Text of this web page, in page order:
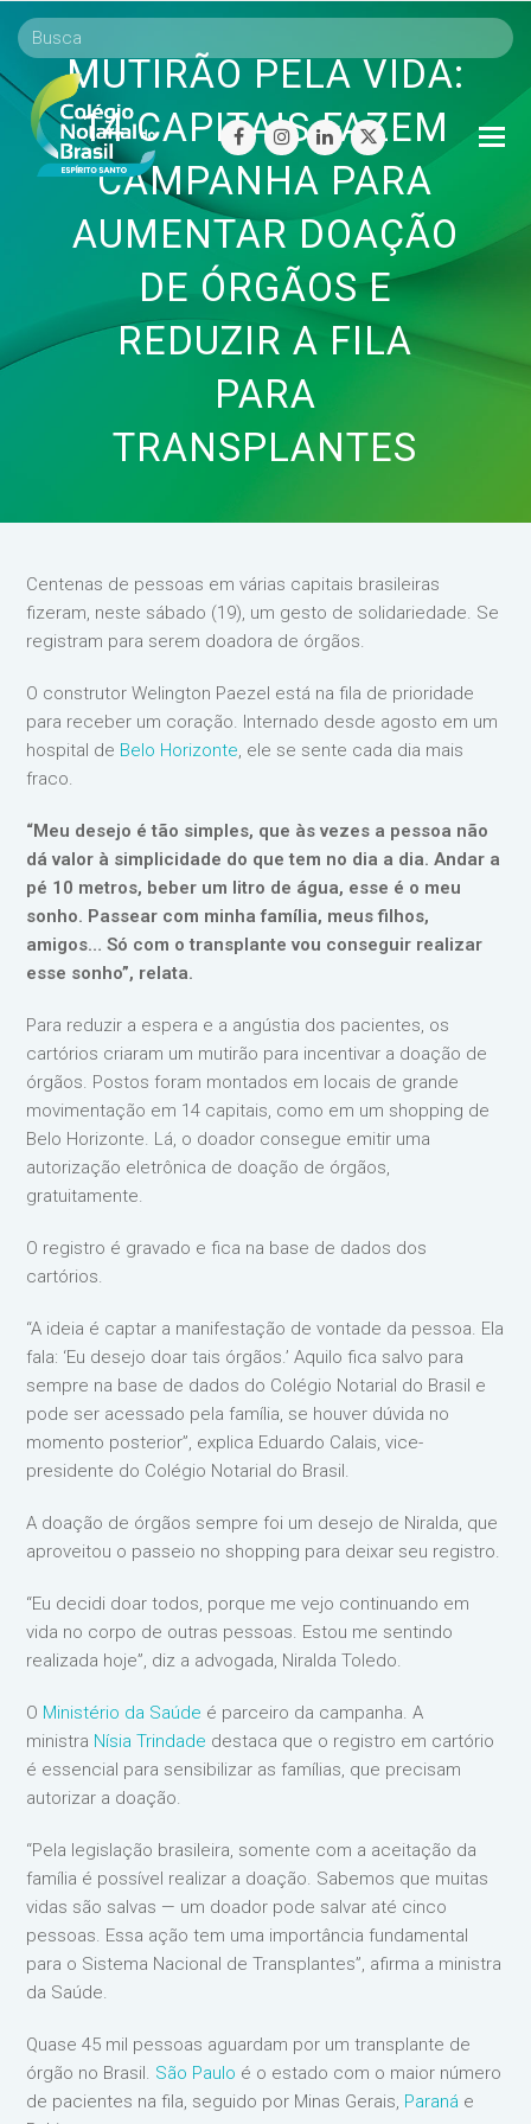
facebookinstagram
linkedintwitter
MUTIRÃO PELA VIDA:
14 CAPITAIS FAZEM
CAMPANHA PARA
AUMENTAR DOAÇÃO
DE ÓRGÃOS E
REDUZIR A FILA
PARA
TRANSPLANTES
Centenas de pessoas em várias capitais brasileiras
fizeram, neste sábado (19), um gesto de solidariedade. Se
registram para serem doadora de órgãos.
O construtor Welington Paezel está na fila de prioridade
para receber um coração. Internado desde agosto em um
hospital de Belo Horizonte, ele se sente cada dia mais
fraco.
“Meu desejo é tão simples, que às vezes a pessoa não
dá valor à simplicidade do que tem no dia a dia. Andar a
pé 10 metros, beber um litro de água, esse é o meu
sonho. Passear com minha família, meus filhos,
amigos… Só com o transplante vou conseguir realizar
esse sonho”, relata.
Para reduzir a espera e a angústia dos pacientes, os
cartórios criaram um mutirão para incentivar a doação de
órgãos. Postos foram montados em locais de grande
movimentação em 14 capitais, como em um shopping de
Belo Horizonte. Lá, o doador consegue emitir uma
autorização eletrônica de doação de órgãos,
gratuitamente.
O registro é gravado e fica na base de dados dos
cartórios.
“A ideia é captar a manifestação de vontade da pessoa. Ela
fala: ‘Eu desejo doar tais órgãos.’ Aquilo fica salvo para
sempre na base de dados do Colégio Notarial do Brasil e
pode ser acessado pela família, se houver dúvida no
momento posterior”, explica Eduardo Calais, vice-
presidente do Colégio Notarial do Brasil.
A doação de órgãos sempre foi um desejo de Niralda, que
aproveitou o passeio no shopping para deixar seu registro.
“Eu decidi doar todos, porque me vejo continuando em
vida no corpo de outras pessoas. Estou me sentindo
realizada hoje”, diz a advogada, Niralda Toledo.
O Ministério da Saúde é parceiro da campanha. A
ministra Nísia Trindade destaca que o registro em cartório
é essencial para sensibilizar as famílias, que precisam
autorizar a doação.
“Pela legislação brasileira, somente com a aceitação da
família é possível realizar a doação. Sabemos que muitas
vidas são salvas — um doador pode salvar até cinco
pessoas. Essa ação tem uma importância fundamental
para o Sistema Nacional de Transplantes”, afirma a ministra
da Saúde.
Quase 45 mil pessoas aguardam por um transplante de
órgão no Brasil. São Paulo é o estado com o maior número
de pacientes na fila, seguido por Minas Gerais, Paraná e